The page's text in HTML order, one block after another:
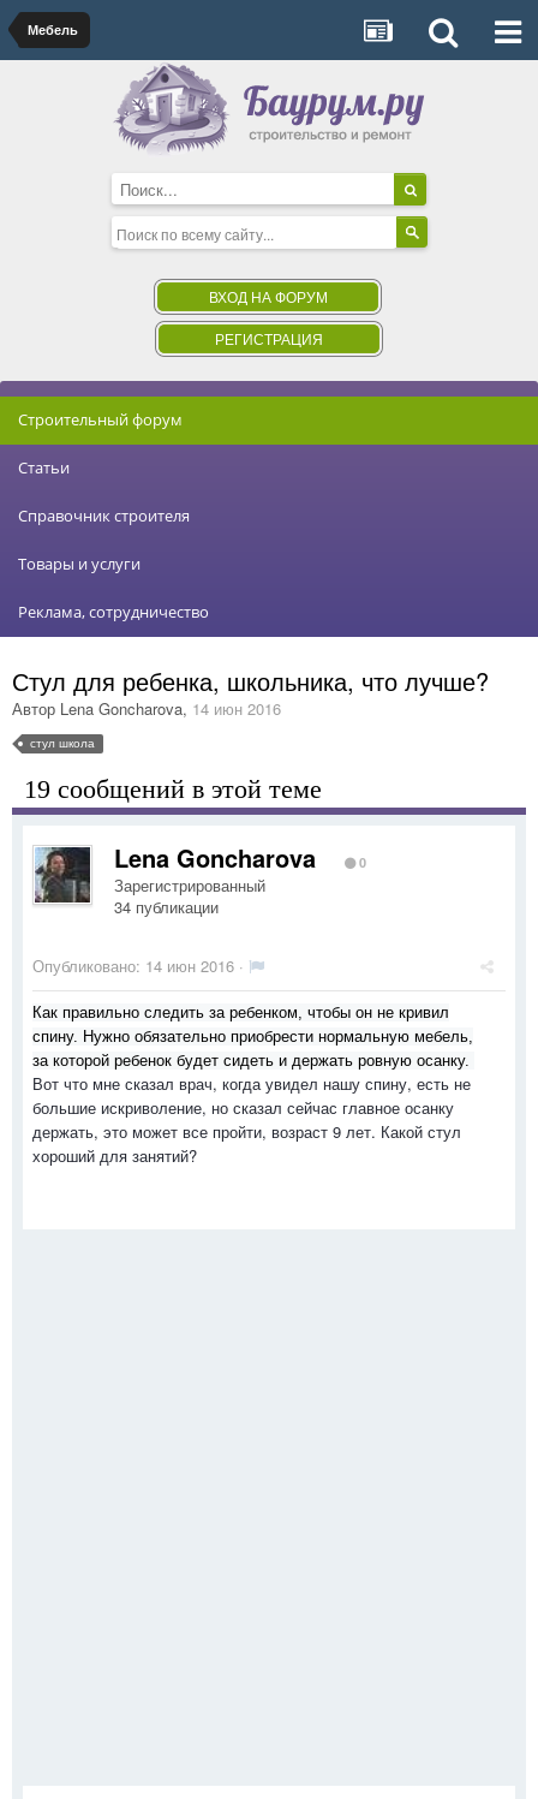
Мебель
ВХОД НА ФОРУМ
РЕГИСТРАЦИЯ
Строительный форум
Статьи
Справочник строителя
Товары и услуги
Реклама, сотрудничество
Стул для ребенка, школьника, что лучше?
Автор Lena Goncharova, 14 июн 2016
стул школа
19 сообщений в этой теме
Lena Goncharova 0
Зарегистрированный
34 публикации
Опубликовано: 14 июн 2016 ·
Как правильно следить за ребенком, чтобы он не кривил
спину. Нужно обязательно приобрести нормальную мебель,
за которой ребенок будет сидеть и держать ровную осанку.
Вот что мне сказал врач, когда увидел нашу спину, есть не
большие искриволение, но сказал сейчас главное осанку
держать, это может все пройти, возраст 9 лет. Какой стул
хороший для занятий?